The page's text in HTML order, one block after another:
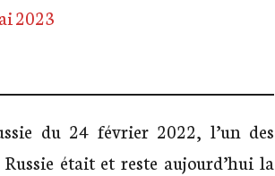
2023
du 24 février 2022, l’un des
était et reste aujourd’hui la